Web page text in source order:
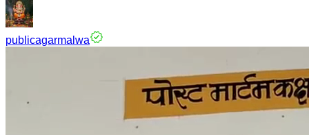
publicagarmalwa